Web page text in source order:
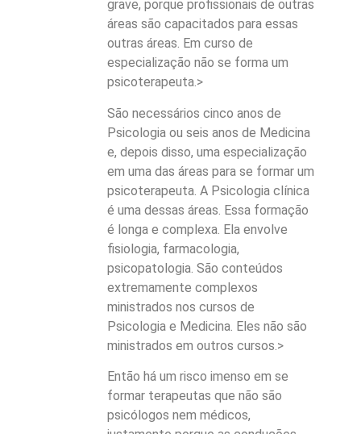
grave, porque profissionais de outras
áreas são capacitados para essas
outras áreas. Em curso de
especialização não se forma um
psicoterapeuta.>
São necessários cinco anos de
Psicologia ou seis anos de Medicina
e, depois disso, uma especialização
em uma das áreas para se formar um
psicoterapeuta. A Psicologia clínica
é uma dessas áreas. Essa formação
é longa e complexa. Ela envolve
fisiologia, farmacologia,
psicopatologia. São conteúdos
extremamente complexos
ministrados nos cursos de
Psicologia e Medicina. Eles não são
ministrados em outros cursos.>
Então há um risco imenso em se
formar terapeutas que não são
psicólogos nem médicos,